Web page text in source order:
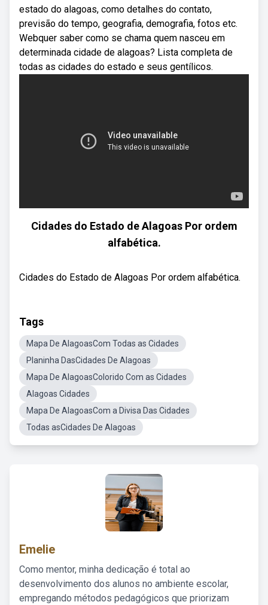
estado do alagoas, como detalhes do contato,
previsão do tempo, geografia, demografia, fotos etc.
Webquer saber como se chama quem nasceu em
determinada cidade de alagoas? Lista completa de
todas as cidades do estado e seus gentílicos.
Cidades do Estado de Alagoas Por ordem
alfabética.
Cidades do Estado de Alagoas Por ordem alfabética.
Tags
Mapa De AlagoasCom Todas as Cidades
Planinha DasCidades De Alagoas
Mapa De AlagoasColorido Com as Cidades
Alagoas Cidades
Mapa De AlagoasCom a Divisa Das Cidades
Todas asCidades De Alagoas
Emelie
Como mentor, minha dedicação é total ao
desenvolvimento dos alunos no ambiente escolar,
empregando métodos pedagógicos que priorizam